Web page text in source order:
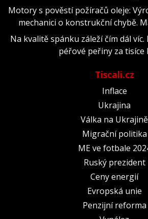
Motory s pověstí požíračů oleje:
mechanici o konstrukční chybě.
Na kvalitě spánku záleží čím dál
péřové peřiny za tisíce
Tiscali.cz
Inflace
Ukrajina
Válka na Ukrajině
Migrační politika
ME ve fotbale
Ruský prezident
Ceny energií
Evropská unie
Penzijní reforma